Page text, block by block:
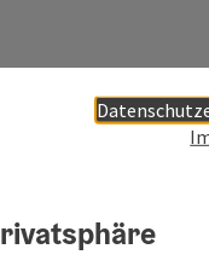
an die